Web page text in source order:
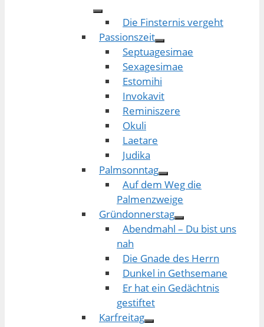
Die Finsternis vergeht
Passionszeit
Septuagesimae
Sexagesimae
Estomihi
Invokavit
Reminiszere
Okuli
Laetare
Judika
Palmsonntag
Auf dem Weg die
Palmenzweige
Gründonnerstag
Abendmahl – Du bist uns
nah
Die Gnade des Herrn
Dunkel in Gethsemane
Er hat ein Gedächtnis
gestiftet
Karfreitag